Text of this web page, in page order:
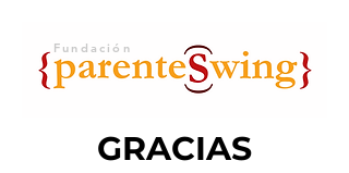
Fundación
GRACIAS